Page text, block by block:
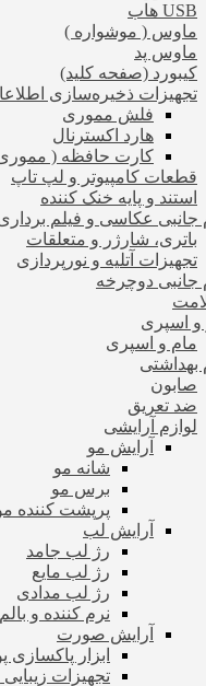
USB هاب
ماوس ( موشواره )
ماوس پد
کیبورد (صفحه کلید)
تجهیزات ذخیره‌سازی
فلش مموری
هارد اکسترنال
کارت حافظه (
قطعات کامپیوتر و لپ تاپ
استند و پایه خنک کننده
جانبی عکاسی و فیلم
باتری، شارژر و متعلقات
تجهیزات آتلیه و نورپردازی
جانبی دوچرخه
اسپری
مام و اسپری
بهداشتی
صابون
ضد تعریق
لوازم آرایشی
آرایش مو
شانه مو
برس مو
پرپشت کننده
آرایش لب
رژ لب جامد
رژ لب مایع
رژ لب مدادی
نرم کننده و
آرایش صورت
ابزار
تجهیزات